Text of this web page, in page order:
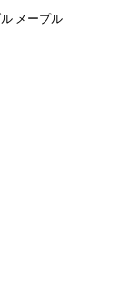
メープル